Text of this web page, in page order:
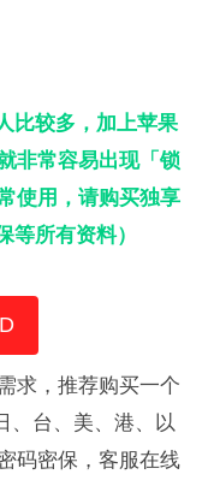
比较多，加上苹果
非常容易出现「锁
使用，请购买独享
所有资料）
求，推荐购买一个
、台、美、港、以
码密保，客服在线